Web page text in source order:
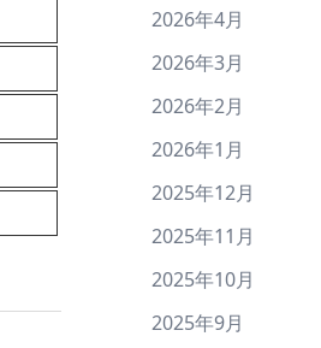
2026年4月
2026年3月
2026年2月
2026年1月
2025年12月
2025年11月
2025年10月
2025年9月